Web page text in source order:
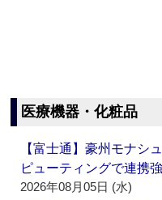
医療機器・化粧品
【富士通】豪州モナシ
ピューティングで連携
2026年08月05日 (水)